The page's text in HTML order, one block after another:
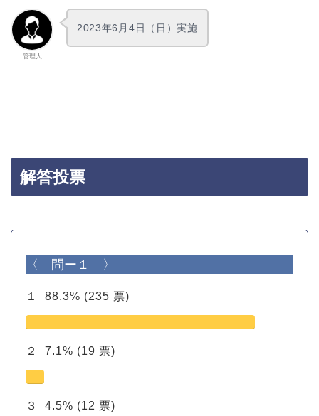
管理人
2023年6月4日（日）実施
解答投票
〈 問ー１ 〉
１ 88.3% (235 票)
２ 7.1% (19 票)
３ 4.5% (12 票)